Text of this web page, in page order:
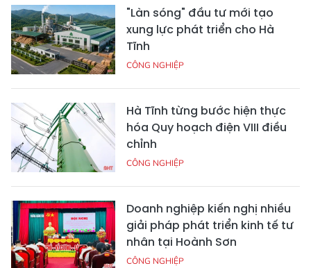
"Làn sóng" đầu tư mới tạo
xung lực phát triển cho Hà
Tĩnh
CÔNG NGHIỆP
Hà Tĩnh từng bước hiện thực
hóa Quy hoạch điện VIII điều
chỉnh
CÔNG NGHIỆP
Doanh nghiệp kiến nghị nhiều
giải pháp phát triển kinh tế tư
nhân tại Hoành Sơn
CÔNG NGHIỆP